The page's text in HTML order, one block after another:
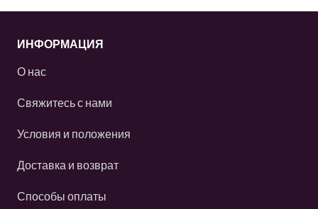
ИНФОРМАЦИЯ
О нас
Свяжитесь с нами
Условия и положения
Доставка и возврат
Способы оплаты